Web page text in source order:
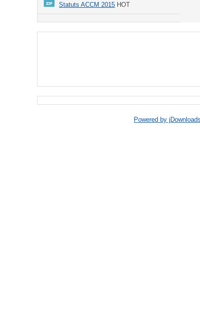
Statuts ACCM 2015 HOT
Powered by jDownloads